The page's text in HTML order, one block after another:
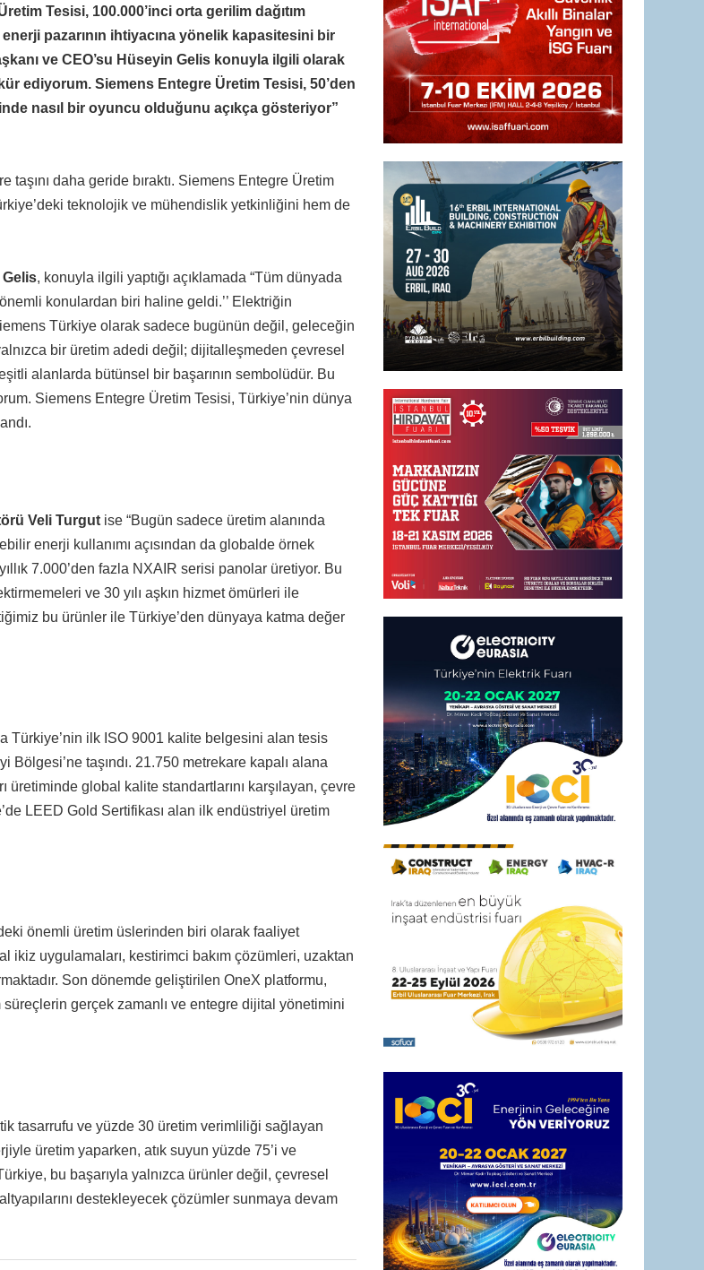
Tesisi, 100.000’inci orta gerilim dağıtım
pazarının ihtiyacına yönelik kapasitesini bir
ve CEO’su Hüseyin Gelis konuyla ilgili olarak
ediyorum. Siemens Entegre Üretim Tesisi, 50’den
nasıl bir oyuncu olduğunu açıkça gösteriyor”
daha geride bıraktı. Siemens Entegre Üretim
teknolojik ve mühendislik yetkinliğini hem de
, konuyla ilgili yaptığı açıklamada “Tüm dünyada
konulardan biri haline geldi.’’ Elektriğin
Türkiye olarak sadece bugünün değil, geleceğin
bir üretim adedi değil; dijitalleşmeden çevresel
alanlarda bütünsel bir başarının sembolüdür. Bu
Siemens Entegre Üretim Tesisi, Türkiye’nin dünya
Veli Turgutise “Bugün sadece üretim alanında
enerji kullanımı açısından da globalde örnek
7.000’den fazla NXAIR serisi panolar üretiyor. Bu
ve 30 yılı aşkın hizmet ömürleri ile
bu ürünler ile Türkiye’den dünyaya katma değer
Türkiye’nin ilk ISO 9001 kalite belgesini alan tesis
taşındı. 21.750 metrekare kapalı alana
global kalite standartlarını karşılayan, çevre
LEED Gold Sertifikası alan ilk endüstriyel üretim
önemli üretim üslerinden biri olarak faaliyet
ikiz uygulamaları, kestirimci bakım çözümleri, uzaktan
Son dönemde geliştirilen OneX platformu,
gerçek zamanlı ve entegre dijital yönetimini
tasarrufu ve yüzde 30 üretim verimliliği sağlayan
üretim yaparken, atık suyun yüzde 75’i ve
bu başarıyla yalnızca ürünler değil, çevresel
destekleyecek çözümler sunmaya devam